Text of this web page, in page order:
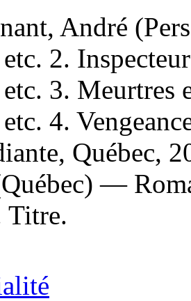
André
2.
3.
4.
Québec,
—
Titre.